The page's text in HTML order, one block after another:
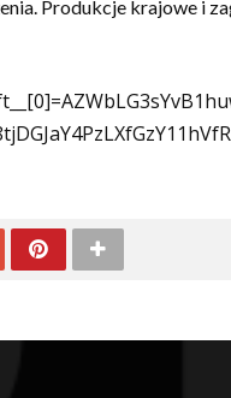
Produkcje krajowe i